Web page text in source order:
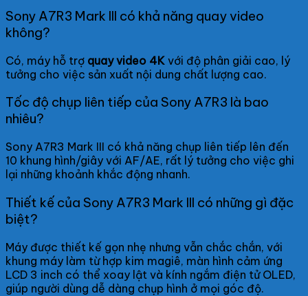
Sony A7R3 Mark III có khả năng quay video
không?
Có, máy hỗ trợ quay video 4K với độ phân giải cao, lý
tưởng cho việc sản xuất nội dung chất lượng cao.
Tốc độ chụp liên tiếp của Sony A7R3 là bao
nhiêu?
Sony A7R3 Mark III có khả năng chụp liên tiếp lên đến
10 khung hình/giây với AF/AE, rất lý tưởng cho việc ghi
lại những khoảnh khắc động nhanh.
Thiết kế của Sony A7R3 Mark III có những gì đặc
biệt?
Máy được thiết kế gọn nhẹ nhưng vẫn chắc chắn, với
khung máy làm từ hợp kim magiê, màn hình cảm ứng
LCD 3 inch có thể xoay lật và kính ngắm điện tử OLED,
giúp người dùng dễ dàng chụp hình ở mọi góc độ.